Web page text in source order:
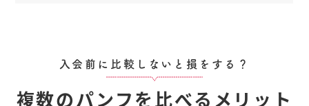
入会前に比較しないと損をする？
複数のパンフを比べるメリット